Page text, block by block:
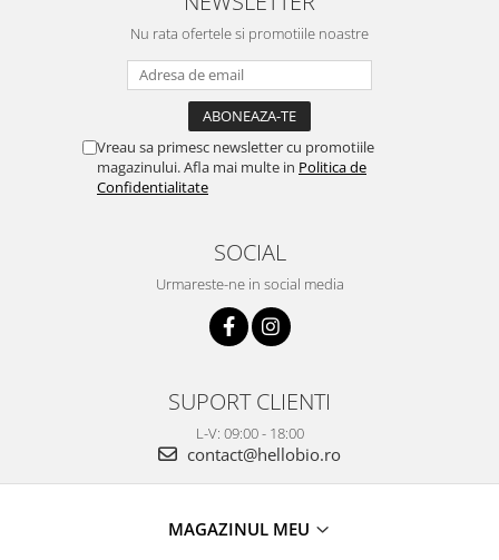
Nu rata ofertele si promotiile noastre
Vreau sa primesc newsletter cu promotiile
magazinului. Afla mai multe in Politica de
Confidentialitate
SOCIAL
Urmareste-ne in social media
SUPORT CLIENTI
L-V: 09:00 - 18:00
contact@hellobio.ro
MAGAZINUL MEU